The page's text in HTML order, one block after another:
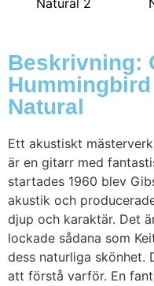
Beskrivning:
Natural
Ett akustiskt
är en gitarr med
startades 1960 blev
akustik och
djup och karaktär. Det
lockade sådana som
dess naturliga skönhet.
att förstå varför. En